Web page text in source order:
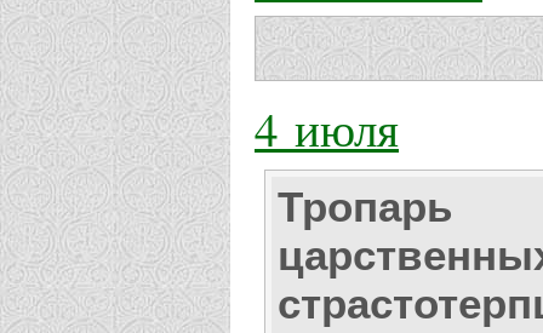
4 июля
Тропарь